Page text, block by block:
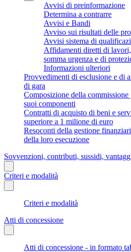
Avvisi di preinformazione
Determina a contrarre
Avvisi e Bandi
Avviso sui risultati delle
Avvisi sistema di
Affidamenti diretti di
somma urgenza e di
Informazioni ulteriori
Provvedimenti di esclusione e di
di gara
Composizione della
suoi componenti
Contratti di acquisto di beni e
superiore a 1 milione di euro
Resoconti della gestione
della loro esecuzione
Sovvenzioni, contributi, sussidi,
Criteri e modalità
Criteri e modalità
Atti di concessione
Atti di concessione - in formato